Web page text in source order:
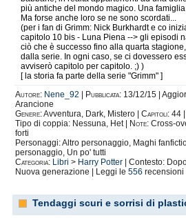
più antiche del mondo magico. Una
Ma forse anche loro se ne sono scordati...
(per i fan di Grimm: Nick Burkhardt e co
capitolo 10 bis - Luna Piena --> gli episodi
ciò che è successo fino alla quarta
dalla serie. In ogni caso, se ci dovessero
avviserò capitolo per capitolo. ;) )
[ la storia fa parte della serie "Grimm" ]
Autore: Nene_92 Pubblicata: 13/12/15 |
Arancione
Genere:Avventura, Dark, Mistero | Capitoli: 44
Tipo di coppia: Nessuna, Het |
Note: Cross-
forti
Personaggi: Altro personaggio, Maghi
personaggio, Un po' tutti
Categoria: Libri > Harry Potter | Contesto:
Nuova generazione | Leggi le 556 recensioni
Tendaggi scuri e sorrisi di